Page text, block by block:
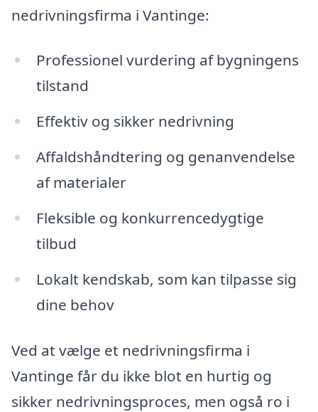
nedrivningsfirma i Vantinge:
Professionel vurdering af bygningens
tilstand
Effektiv og sikker nedrivning
Affaldshåndtering og genanvendelse
af materialer
Fleksible og konkurrencedygtige
tilbud
Lokalt kendskab, som kan tilpasse sig
dine behov
Ved at vælge et nedrivningsfirma i
Vantinge får du ikke blot en hurtig og
sikker nedrivningsproces, men også ro i